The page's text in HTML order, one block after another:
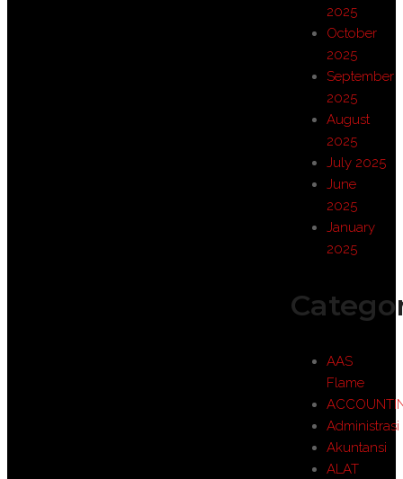
2025
October
2025
September
2025
August
2025
July 2025
June
2025
January
2025
AAS
Flame
Administrasi
Akuntansi
ALAT